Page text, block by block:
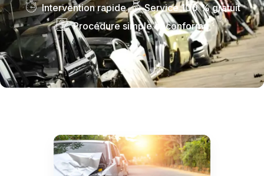
Intervention rapide
Service 100 % gratuit
Procédure simple et conforme